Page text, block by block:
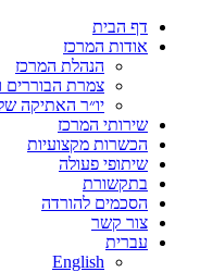
דף הבית
אודות המרכז
הנהלת המרכז
צמרת הבוררים
יו״ר האתיקה
שירותי המרכז
הכשרות מקצועיות
שיתופי פעולה
בתקשורת
הסכמים להורדה
צור קשר
עברית
English